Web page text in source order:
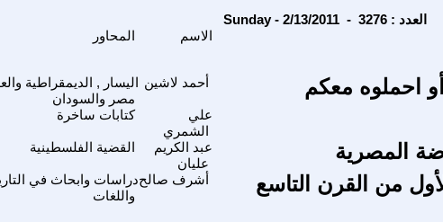
Sunday - 2/13/2011 - العدد : 3276
الاسم
اليسار , الديمقراطية
مصر والسودان
أحمد لاشين احملوه معكم
كتابات ساخرة
علي
الشمري
القضية الفلسطينية
عبد الكريم
عليان
المصرية
دراسات وابحاث في
واللغات
أشرف صالح
من القرن التاسع